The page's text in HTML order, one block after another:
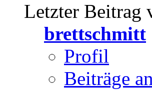
Letzter Beitrag
brettschmitt
Profil
Beiträge